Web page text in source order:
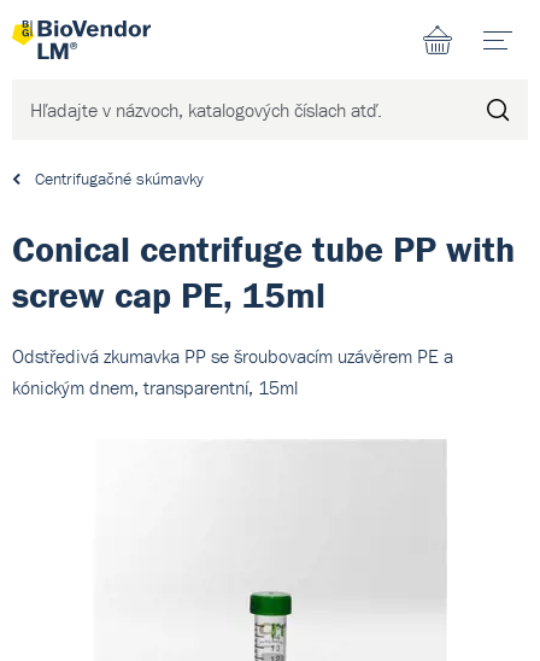
Centrifugačné skúmavky
Conical centrifuge tube PP with
screw cap PE, 15ml
Odstředivá zkumavka PP se šroubovacím uzávěrem PE a
kónickým dnem, transparentní, 15ml